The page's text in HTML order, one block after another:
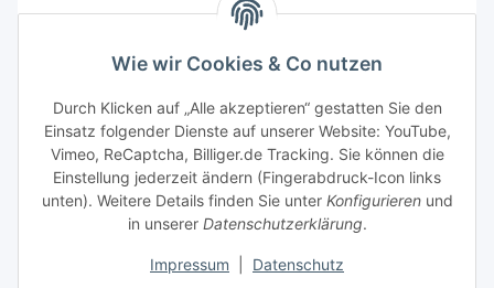
Garantierter Versand zum 10.Aug.2026
Bestellung innerhalb
2 Tage 23 Stunden 46 Minuten
30,90 €*
In den Warenkorb
Wie wir Cookies & Co nutzen
Durch Klicken auf „Alle akzeptieren“ gestatten Sie den
Einsatz folgender Dienste auf unserer Website: YouTube,
Vimeo, ReCaptcha, Billiger.de Tracking. Sie können die
Einstellung jederzeit ändern (Fingerabdruck-Icon links
unten). Weitere Details finden Sie unter Konfigurierenund
in unserer Datenschutzerklärung.
Impressum Datenschutz